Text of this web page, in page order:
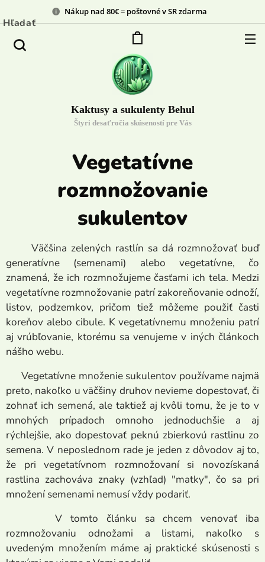
Nákup nad 80€ = poštovné v SR zdarma
Kaktusy a sukulenty Behul
Štyri desaťročia skúseností pre Vás
Hľadať
Vegetatívne
rozmnožovanie
sukulentov
Väčšina zelených rastlín sa dá rozmnožovať buď
generatívne (semenami) alebo vegetatívne, čo
znamená, že ich rozmnožujeme časťami ich tela. Medzi
vegetatívne rozmnožovanie patrí zakoreňovanie odnoží,
listov, podzemkov, pričom tiež môžeme použiť časti
koreňov alebo cibule. K vegetatívnemu množeniu patrí
aj vrúbľovanie, ktorému sa venujeme v iných článkoch
nášho webu.
Vegetatívne množenie sukulentov používame najmä
preto, nakoľko u väčšiny druhov nevieme dopestovať, či
zohnať ich semená, ale taktiež aj kvôli tomu, že je to v
mnohých prípadoch omnoho jednoduchšie a aj
rýchlejšie, ako dopestovať peknú zbierkovú rastlinu zo
semena. V neposlednom rade je jeden z dôvodov aj to,
že pri vegetatívnom rozmnožovaní si novozískaná
rastlina zachováva znaky (vzhľad) "matky", čo sa pri
množení semenami nemusí vždy podariť.
V tomto článku sa chcem venovať iba
rozmnožovaniu odnožami a listami, nakoľko s
uvedeným množením máme aj praktické skúsenosti s